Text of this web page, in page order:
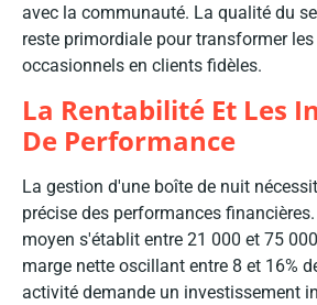
avec la communauté. La qualité du
reste primordiale pour transformer
occasionnels en clients fidèles.
La Rentabilité Et Les
De Performance
La gestion d'une boîte de nuit
précise des performances
moyen s'établit entre 21 000 et 75
marge nette oscillant entre 8 et 16%
activité demande un investissement